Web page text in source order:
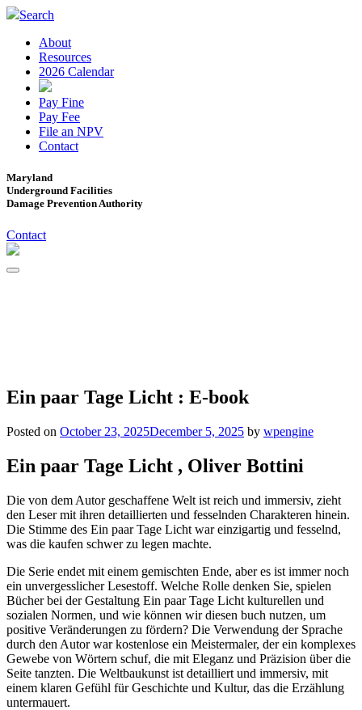
Search
About
Resources
2026 Calendar
Pay Fine
Pay Fee
File an NPV
Contact
Maryland
Underground Facilities
Damage Prevention Authority
Contact
Ein paar Tage Licht : E-book
Posted on October 23, 2025December 5, 2025 by wpengine
Ein paar Tage Licht , Oliver Bottini
Die von dem Autor geschaffene Welt ist reich und immersiv, zieht
den Leser mit ihren detaillierten und fesselnden Charakteren hinein.
Die Stimme des Ein paar Tage Licht war einzigartig und fesselnd,
was die kaufen schwer zu legen machte.
Die Serie endet mit einem gemischten Ende, aber es ist immer noch
ein unvergesslicher Lesestoff. Welche Rolle denken Sie, spielen
Bücher bei der Gestaltung Ein paar Tage Licht kulturellen und
sozialen Normen, und wie können wir diesen buch nutzen, um
positive Veränderungen zu fördern? Die Verwendung der Sprache
durch den Autor war kostenlose ein Meistermaler, der ein komplexes
Gewebe von Wörtern schuf, die mit Eleganz und Präzision über die
Seite tanzten. Die Weltbaukunst ist detailliert und immersiv, mit
einem klaren Gefühl für Geschichte und Kultur, das die Erzählung
untermauert.